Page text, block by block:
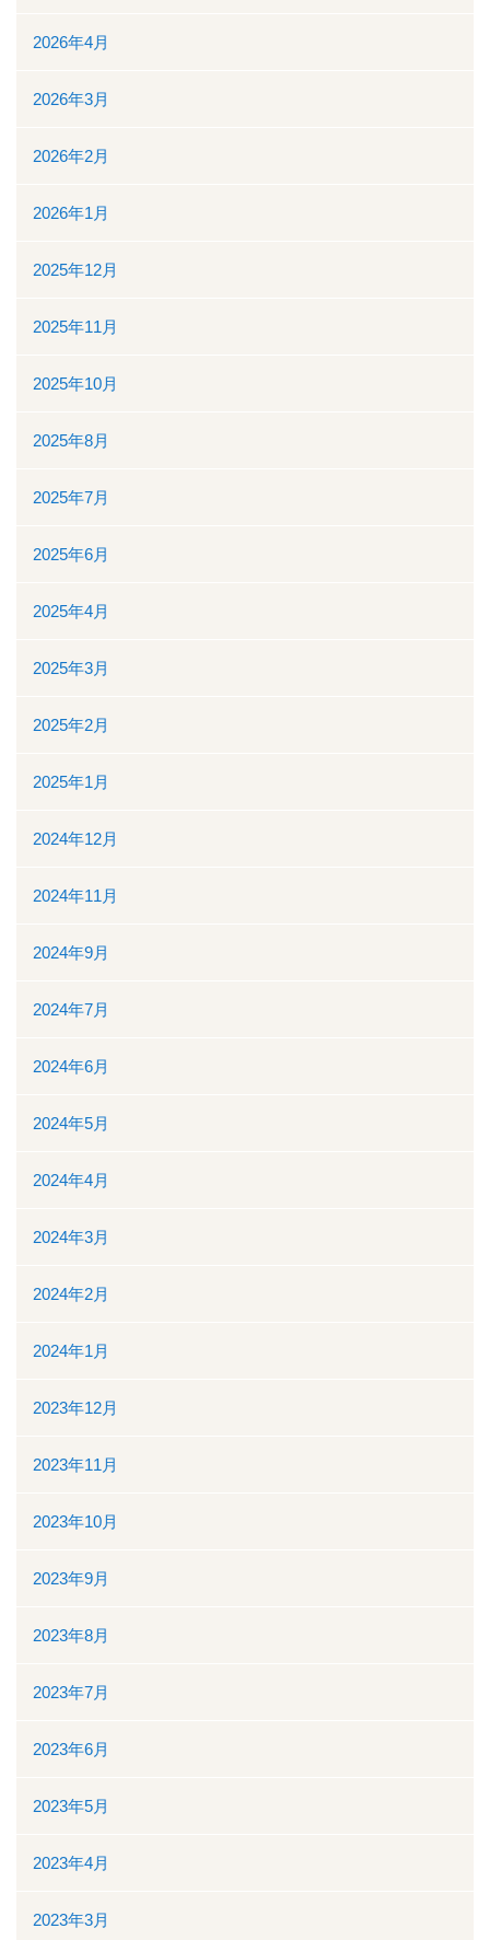
医事課
臨床工学課
地域医療連携
地域医療連携の業務
患者様の紹介
医療福祉相談
高額医療機器共同利用
関係医療機関
セカンドオピニオン外来
採用情報
その他のこと
ボランティアの募集
リンク
交通案内
個人情報保護
お問い合わせ
ダウンロード資料一覧
一般競争（指名競争）入札参加資格審査申請について
2026年4月
2026年3月
2026年2月
2026年1月
2025年12月
2025年11月
2025年10月
2025年8月
2025年7月
2025年6月
2025年4月
2025年3月
2025年2月
2025年1月
2024年12月
2024年11月
2024年9月
2024年7月
2024年6月
2024年5月
2024年4月
2024年3月
2024年2月
2024年1月
2023年12月
2023年11月
2023年10月
2023年9月
2023年8月
2023年7月
2023年6月
2023年5月
2023年4月
2023年3月